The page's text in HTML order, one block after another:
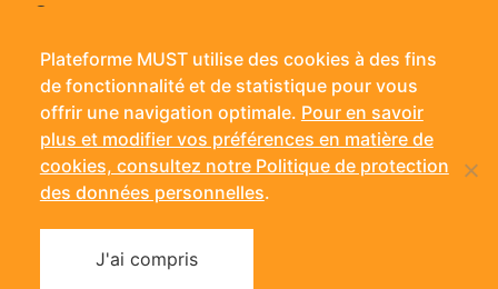
Contact
Plateforme MUST - 11 rue Jean Bouin - 24660
Coulounieix-Chamiers
Mobile :06 14 56 42 38- Tél. :05 53 09 03 15- Fax : 05
53 09 03 71
Mentions légales
Politique de confidentialité
Plateforme MUST utilise des cookies à des fins
de fonctionnalité et de statistique pour vous
offrir une navigation optimale. Pour en savoir
plus et modifier vos préférences en matière de
cookies, consultez notre Politique de protection
des données personnelles.
J'ai compris